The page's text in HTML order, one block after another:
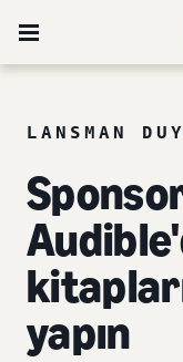
LANSMAN
yapın